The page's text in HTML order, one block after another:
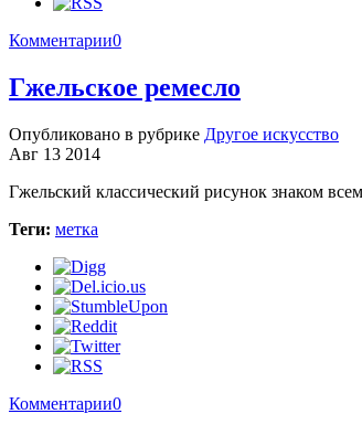
Комментарии0
Гжельское ремесло
Опубликовано в рубрике Другое искусство
Авг 13 2014
Гжельский классический рисунок знаком
Теги: метка
Комментарии0